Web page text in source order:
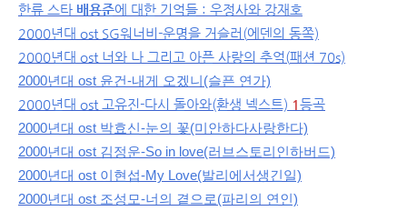
한류 스타 배용준에 대한 기억들 : 우정사와 강재호
2000년대 ost SG워너비-운명을 거슬러(에덴의 동쪽)
2000년대 ost 너와 나 그리고 아픈 사랑의 추억(패션 70s)
2000년대 ost 윤건-내게 오겠니(슬픈 연가)
2000년대 ost 고유진-다시 돌아와(환생 넥스트) 1등곡
2000년대 ost 박효신-눈의 꽃(미안하다사랑한다)
2000년대 ost 김정운-So in love(러브스토리인하버드)
2000년대 ost 이현섭-My Love(발리에서생긴일)
2000년대 ost 조성모-너의 곁으로(파리의 연인)